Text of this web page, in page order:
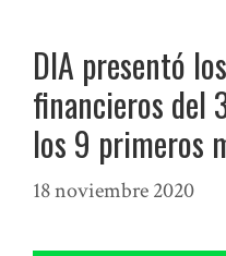
DIA presentó
financieros del
los 9 primeros
18 noviembre 2020